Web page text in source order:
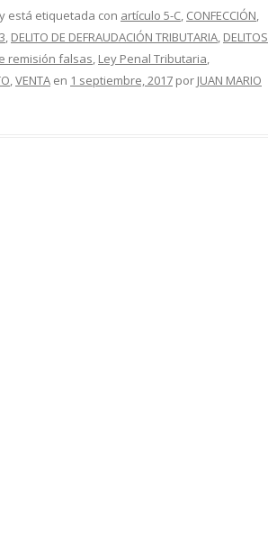
y está etiquetada con artículo 5-C, CONFECCIÓN,
, DELITO DE DEFRAUDACIÓN TRIBUTARIA, DELITOS
remisión falsas, Ley Penal Tributaria,
,VENTA en 1 septiembre, 2017 por JUAN MARIO